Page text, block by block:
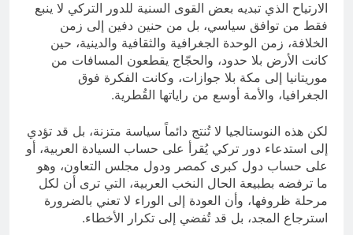
الارتياح الذي تبديه بعض القوى السنية للدور التركي لا ينبع
فقط من توافق سياسي، بل من حنين دفين إلى زمن
الخلافة، زمن الوحدة الجغرافية والثقافية والدينية، حين
كانت الأرض بلا حدود، والحجّاج يقطعون المسافات من
موريتانيا إلى مكة بلا جوازات، وكانت الفكرة فوق
الجغرافيا، والأمة أوسع من راياتها القُطرية.
لكن هذه النوستالجيا لا تُنتج دائماً سياسة متزنة، بل قد تؤدي
إلى استدعاء دور تركي يُقرأ على حساب السيادة العربية، أو
على حساب دول كبرى كمصر ودول مجلس التعاون، وهو
ما ترفضه بطبيعة الحال النخب العربية، التي ترى أن لكل
مرحلة ظروفها، وأن العودة إلى الوراء لا تعني بالضرورة
استرجاع المجد، بل قد تُفضي إلى تكرار الأخطاء.